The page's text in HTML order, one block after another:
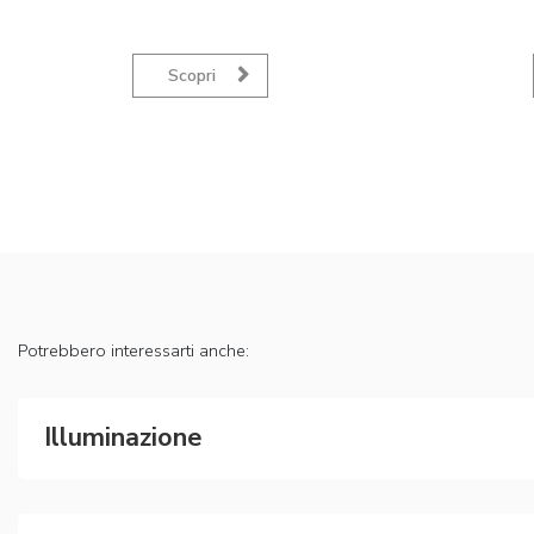
Scopri
Potrebbero interessarti anche:
Illuminazione